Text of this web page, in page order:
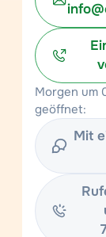
Morgen um
geöffnet:
Mit